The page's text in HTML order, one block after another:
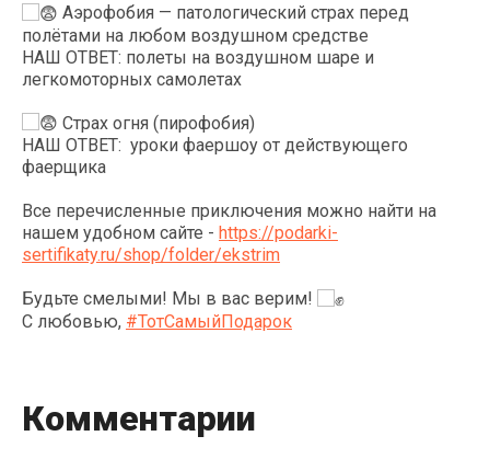
Аэрофобия — патологический страх перед
полётами на любом воздушном средстве
НАШ ОТВЕТ: полеты на воздушном шаре и
легкомоторных самолетах
Страх огня (пирофобия)
НАШ ОТВЕТ: уроки фаершоу от действующего
фаерщика
Все перечисленные приключения можно найти на
нашем удобном сайте - https://podarki-
sertifikaty.ru/shop/folder/ekstrim
Будьте смелыми! Мы в вас верим!
С любовью, #ТотСамыйПодарок
Комментарии